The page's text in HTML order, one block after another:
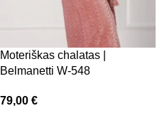
Moteriškas chalatas |
Belmanetti W-548
79,00 €